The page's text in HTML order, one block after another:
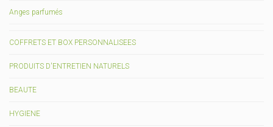
Anges parfumés
COFFRETS ET BOX PERSONNALISEES
PRODUITS D'ENTRETIEN NATURELS
BEAUTE
HYGIENE